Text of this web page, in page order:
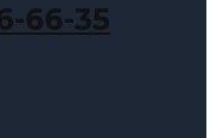
66-35